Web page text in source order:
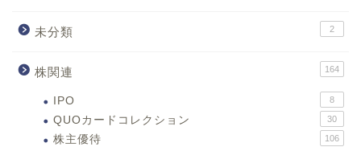
未分類 2
株関連 164
IPO 8
QUOカードコレクション 30
株主優待 106